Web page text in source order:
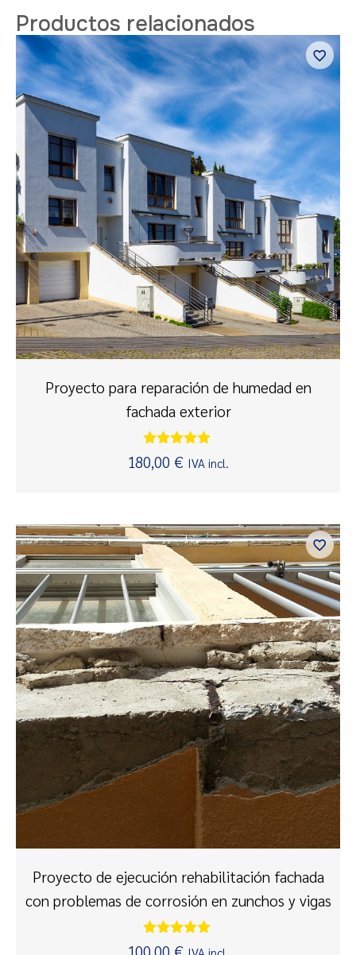
Productos relacionados
Proyecto para reparación de humedad en
fachada exterior
Valorado
con
180,00 € IVA incl.
Proyecto de ejecución rehabilitación fachada
con problemas de corrosión en zunchos y vigas
Valorado